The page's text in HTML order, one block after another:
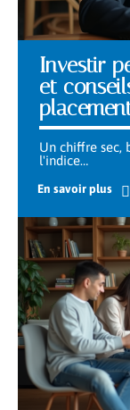
Investir
et
Un chiffre sec,
l'indice…
En savoir plus